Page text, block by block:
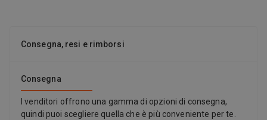
Consegna, resi e rimborsi
Consegna
I venditori offrono una gamma di opzioni di consegna,
quindi puoi scegliere quella che è più conveniente per te.